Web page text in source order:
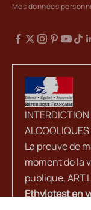
Mes données
La preuve de
moment de la
publique,
Ethylotest en